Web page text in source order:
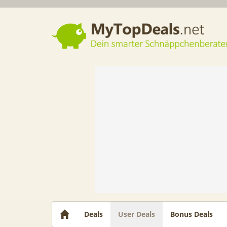
Dein smarter Schnäppchenberater
Deals User Deals Bonus Deals